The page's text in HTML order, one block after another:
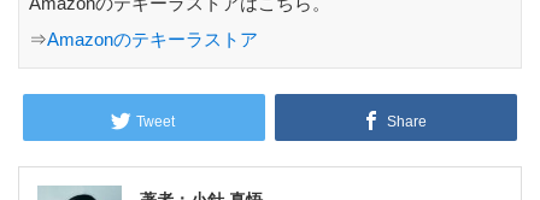
⇒Amazonのテキーラストア
Tweet Share